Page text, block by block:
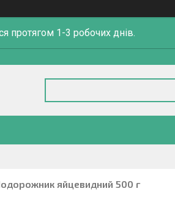
протягом 1-3 робочих днів.
яйцевидний 500 г